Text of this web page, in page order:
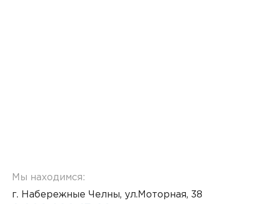
Мы находимся:
г. Набережные Челны, ул.Моторная, 38